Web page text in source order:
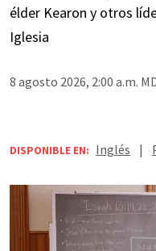
élder Kearon y otros
Iglesia
8 agosto 2026, 2:00 a.m.
DISPONIBLE EN: Inglés |